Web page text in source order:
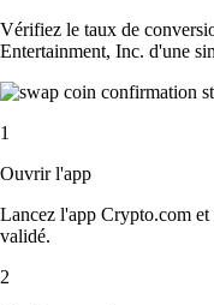
Vérifiez le taux de
Entertainment, Inc. d'une
1
Ouvrir l'app
Lancez l'app Crypto.com
validé.
2